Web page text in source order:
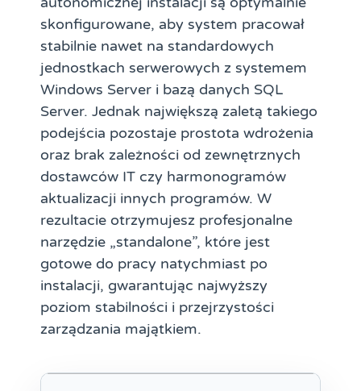
skonfigurowane, aby system pracował
stabilnie nawet na standardowych
jednostkach serwerowych z systemem
Windows Server i bazą danych SQL
Server. Jednak największą zaletą takiego
podejścia pozostaje prostota wdrożenia
oraz brak zależności od zewnętrznych
dostawców IT czy harmonogramów
aktualizacji innych programów. W
rezultacie otrzymujesz profesjonalne
narzędzie „standalone”, które jest
gotowe do pracy natychmiast po
instalacji, gwarantując najwyższy
poziom stabilności i przejrzystości
zarządzania majątkiem.